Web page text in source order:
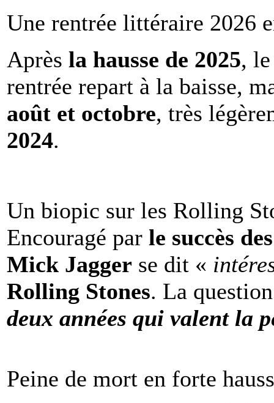
Une rentrée littéraire 2026
Après la hausse de 2025,
rentrée repart à la baisse,
août et octobre, très
2024.
Un biopic sur les Rolling
Encouragé par le succès
Mick Jagger se dit «
Rolling Stones. La
deux années qui valent la
Peine de mort en forte